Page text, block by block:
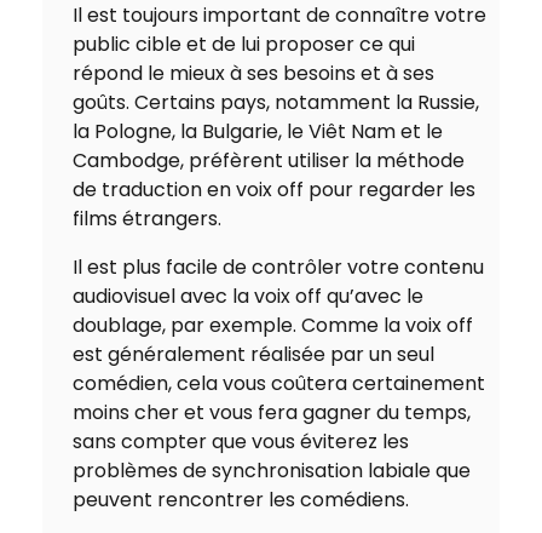
Il est toujours important de connaître votre
public cible et de lui proposer ce qui
répond le mieux à ses besoins et à ses
goûts. Certains pays, notamment la Russie,
la Pologne, la Bulgarie, le Viêt Nam et le
Cambodge, préfèrent utiliser la méthode
de traduction en voix off pour regarder les
films étrangers.
Il est plus facile de contrôler votre contenu
audiovisuel avec la voix off qu’avec le
doublage, par exemple. Comme la voix off
est généralement réalisée par un seul
comédien, cela vous coûtera certainement
moins cher et vous fera gagner du temps,
sans compter que vous éviterez les
problèmes de synchronisation labiale que
peuvent rencontrer les comédiens.